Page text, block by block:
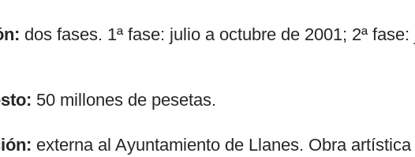
dos fases. 1ª fase: julio a octubre de 2001; 2ª
50 millones de pesetas.
externa al Ayuntamiento de Llanes. Obra